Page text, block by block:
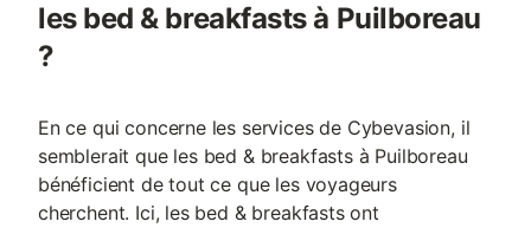
les bed & breakfasts à Puilboreau
?
En ce qui concerne les services de Cybevasion, il
semblerait que les bed & breakfasts à Puilboreau
bénéficient de tout ce que les voyageurs
cherchent. Ici, les bed & breakfasts ont